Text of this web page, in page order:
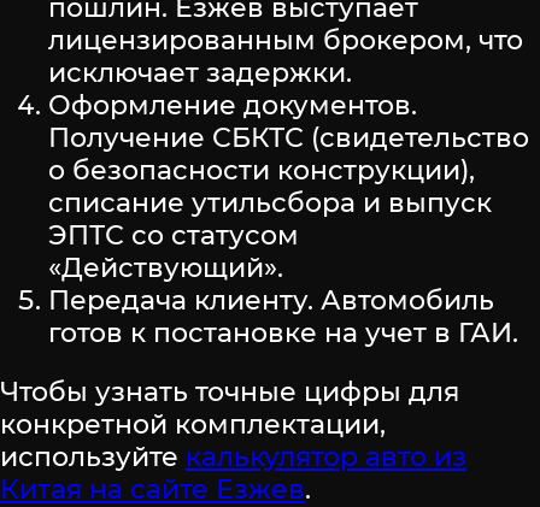
пошлин. Езжев выступает
лицензированным брокером, что
исключает задержки.
Оформление документов.
Получение СБКТС (свидетельство
о безопасности конструкции),
списание утильсбора и выпуск
ЭПТС со статусом
«Действующий».
Передача клиенту. Автомобиль
готов к постановке на учет в ГАИ.
Чтобы узнать точные цифры для
конкретной комплектации,
используйте калькулятор авто из
Китая на сайте Езжев.